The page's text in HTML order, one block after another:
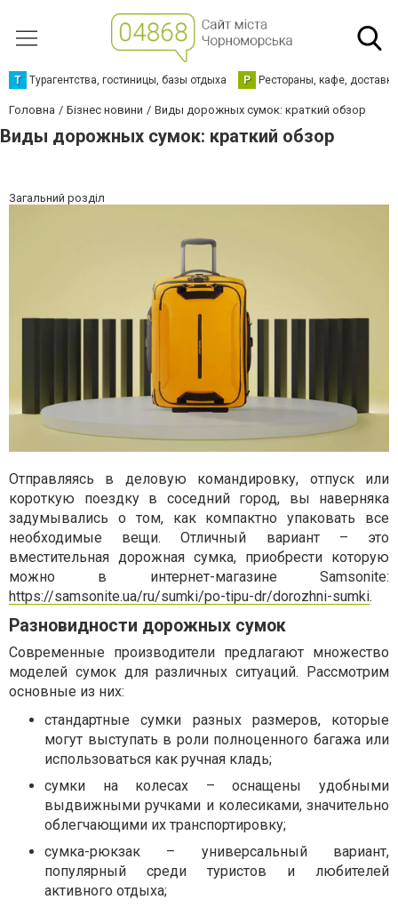
Т Турагентства, гостиницы, базы отдыха Р Рестораны, кафе,
Головна Бізнес новини Виды дорожных сумок: краткий обзор
Виды дорожных сумок: краткий обзор
Загальний розділ
Отправляясь в деловую командировку, отпуск или
короткую поездку в соседний город, вы наверняка
задумывались о том, как компактно упаковать все
необходимые вещи. Отличный вариант – это
вместительная дорожная сумка, приобрести которую
можно в интернет-магазине Samsonite:
https://samsonite.ua/ru/sumki/po-tipu-dr/dorozhni-sumki.
Разновидности дорожных сумок
Современные производители предлагают множество
моделей сумок для различных ситуаций. Рассмотрим
основные из них:
стандартные сумки разных размеров, которые
могут выступать в роли полноценного багажа или
использоваться как ручная кладь;
сумки на колесах – оснащены удобными
выдвижными ручками и колесиками, значительно
облегчающими их транспортировку;
сумка-рюкзак – универсальный вариант,
популярный среди туристов и любителей
активного отдыха;